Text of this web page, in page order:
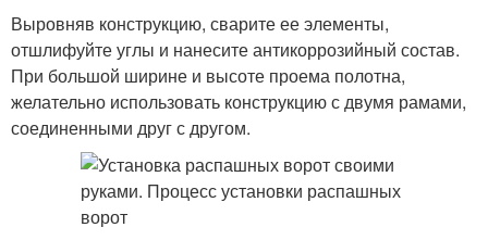
Выровняв конструкцию, сварите ее элементы,
отшлифуйте углы и нанесите антикоррозийный состав.
При большой ширине и высоте проема полотна,
желательно использовать конструкцию с двумя рамами,
соединенными друг с другом.